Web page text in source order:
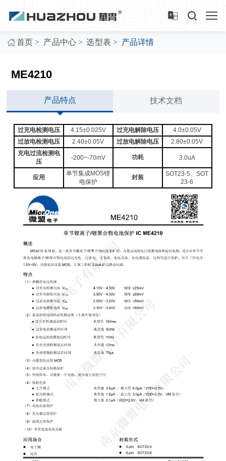
首页 > 产品中心 > 选型表 > 产品详情
ME4210
产品特点 技术文档
过充电检测电压 4.15±0.025V 过充电解除电压
4.0±0.05V
过放电检测电压
2.40±0.05V 过放电解除电压
2.80±0.05V
充电过流检测电
压
-200~-70mV 功耗 3.0uA
应用
单节集成MOS锂
电保护
封装
SOT23-5、SOT
23-6